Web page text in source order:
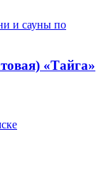
«Тайга»